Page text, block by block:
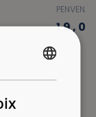
PENVENAN